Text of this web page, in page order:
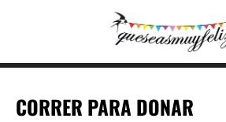
CORRER PARA DONAR